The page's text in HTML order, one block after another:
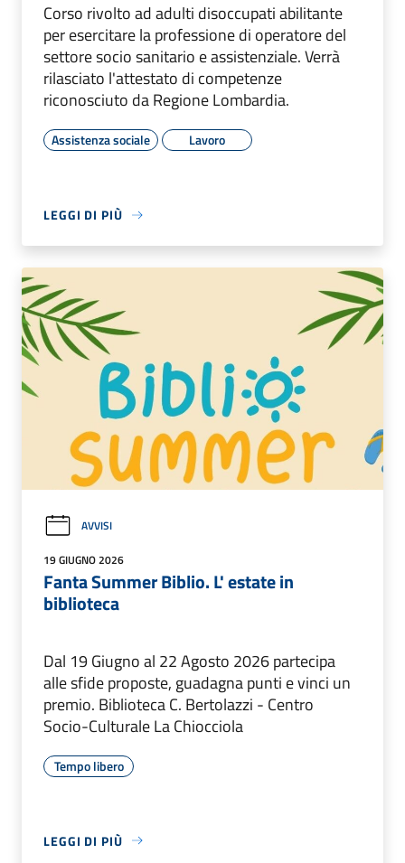
Corso rivolto ad adulti disoccupati abilitante
per esercitare la professione di operatore del
settore socio sanitario e assistenziale. Verrà
rilasciato l'attestato di competenze
riconosciuto da Regione Lombardia.
Assistenza sociale Lavoro
LEGGI DI PIÙ
AVVISI
19 GIUGNO 2026
Fanta Summer Biblio. L' estate in
biblioteca
Dal 19 Giugno al 22 Agosto 2026 partecipa
alle sfide proposte, guadagna punti e vinci un
premio. Biblioteca C. Bertolazzi - Centro
Socio-Culturale La Chiocciola
Tempo libero
LEGGI DI PIÙ